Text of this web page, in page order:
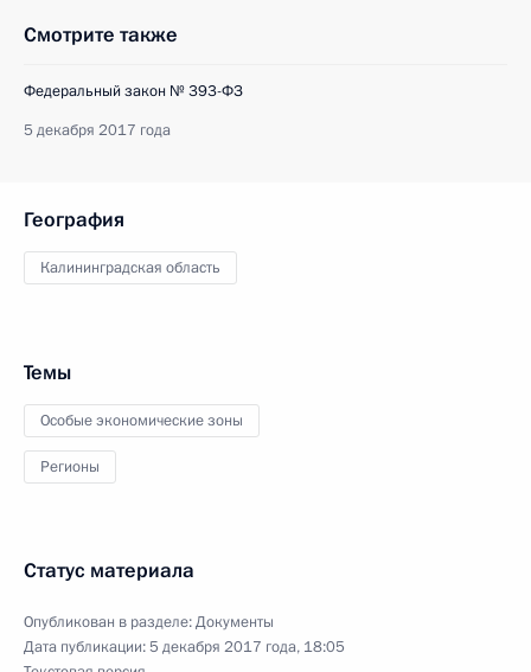
Смотрите также
Федеральный закон № 393-ФЗ
5 декабря 2017 года
География
Калининградская область
Темы
Особые экономические зоны
Регионы
Статус материала
Опубликован в разделе:Документы
Дата публикации:5 декабря 2017 года, 18:05